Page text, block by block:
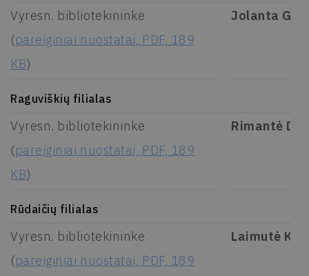
Vyresn. bibliotekininkė
(pareiginiai nuostatai, PDF, 189
KB)
Jolanta
Raguviškių filialas
Vyresn. bibliotekininkė
(pareiginiai nuostatai, PDF, 189
KB)
Rimantė
Rūdaičių filialas
Vyresn. bibliotekininkė
(pareiginiai nuostatai, PDF, 189
Laimutė